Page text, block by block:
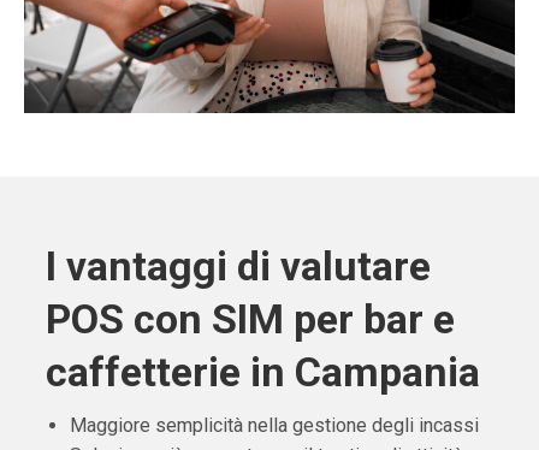
I vantaggi di valutare
POS con SIM per bar e
caffetterie in Campania
Maggiore semplicità nella gestione degli incassi